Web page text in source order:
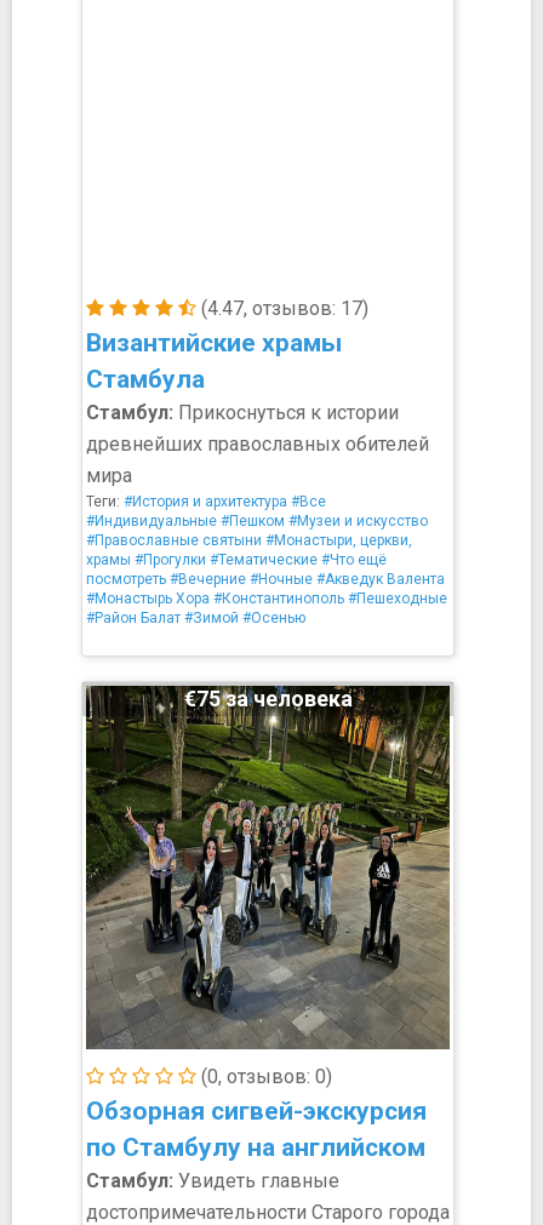
(4.47, отзывов: 17)
Византийские храмы
Стамбула
Стамбул: Прикоснуться к истории
древнейших православных обителей
мира
Теги: #История и архитектура #Все
#Индивидуальные #Пешком #Музеи и искусство
#Православные святыни #Монастыри, церкви,
храмы #Прогулки #Тематические #Что ещё
посмотреть #Вечерние #Ночные #Акведук Валента
#Монастырь Хора #Константинополь #Пешеходные
#Район Балат #Зимой #Осенью
(0, отзывов: 0)
Обзорная сигвей-экскурсия
по Стамбулу на английском
€75 за человека
Стамбул: Увидеть главные
достопримечательности Старого города